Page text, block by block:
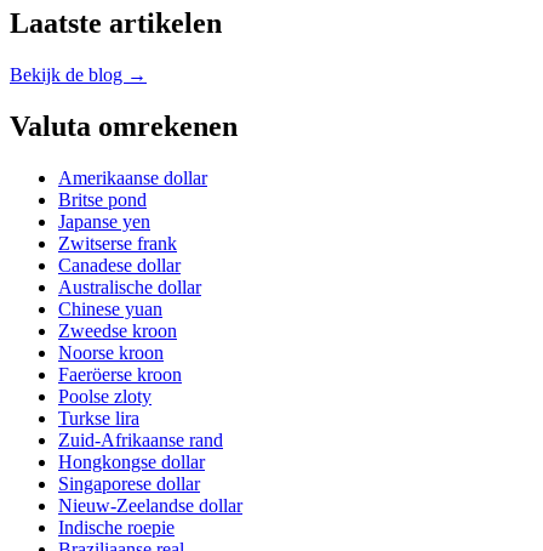
Laatste artikelen
Bekijk de blog →
Valuta omrekenen
Amerikaanse dollar
Britse pond
Japanse yen
Zwitserse frank
Canadese dollar
Australische dollar
Chinese yuan
Zweedse kroon
Noorse kroon
Faeröerse kroon
Poolse zloty
Turkse lira
Zuid-Afrikaanse rand
Hongkongse dollar
Singaporese dollar
Nieuw-Zeelandse dollar
Indische roepie